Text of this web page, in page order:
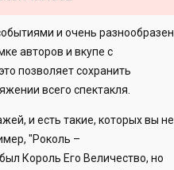
и очень разнообразен
авторов и вкупе с
позволяет сохранить
всего спектакля.
и есть такие, которых вы не
"Роколь –
Король Его Величество, но